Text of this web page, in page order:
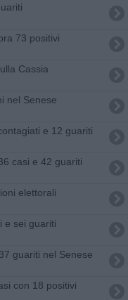
73 positivi
Cassia
nel Senese
e 12 guariti
casi e 42 guariti
elettorali
e sei guariti
guariti nel Senese
con 18 positivi